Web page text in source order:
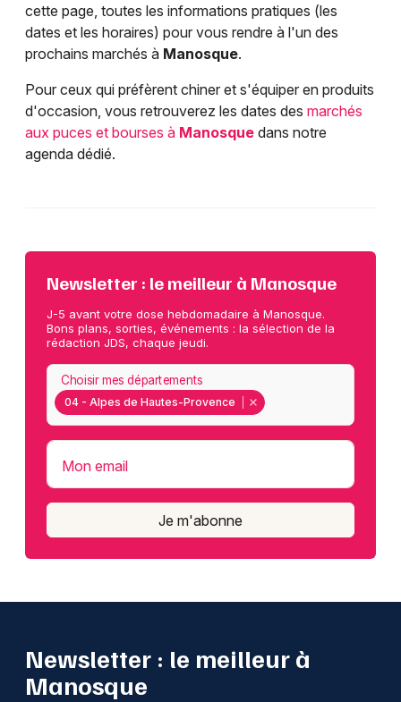
cette page, toutes les informations pratiques (les
dates et les horaires) pour vous rendre à l'un des
prochains marchés à Manosque.
Pour ceux qui préfèrent chiner et s'équiper en produits
d'occasion, vous retrouverez les dates des marchés
aux puces et bourses à Manosque dans notre
agenda dédié.
Newsletter : le meilleur à Manosque
J-5 avant votre dose hebdomadaire à Manosque.
Bons plans, sorties, événements : la sélection de la
rédaction JDS, chaque jeudi.
04 - Alpes de Hautes-Provence
Choisir mes départements
Mon email
Je m'abonne
Newsletter : le meilleur à
Manosque